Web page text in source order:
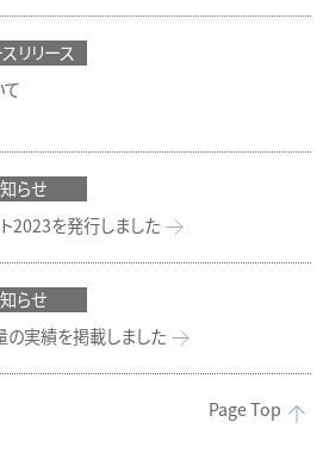
リリース
らせ
2023を発行しました
らせ
実績を掲載しました
Page Top